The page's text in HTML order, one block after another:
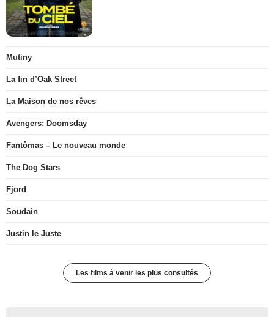
Mutiny
La fin d’Oak Street
La Maison de nos rêves
Avengers: Doomsday
Fantômas – Le nouveau monde
The Dog Stars
Fjord
Soudain
Justin le Juste
Les films à venir les plus consultés